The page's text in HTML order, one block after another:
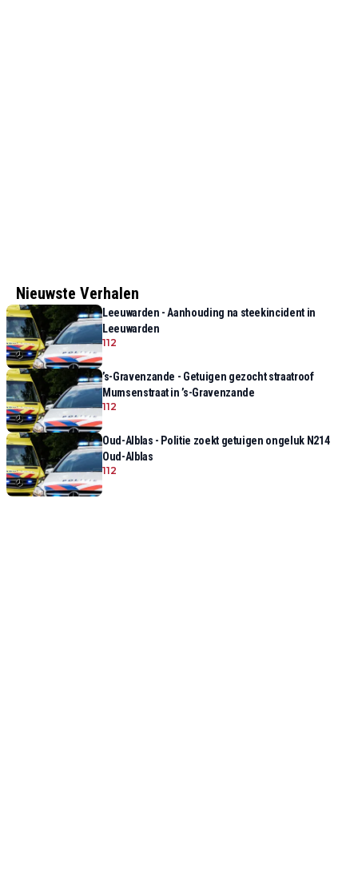
Nieuwste Verhalen
Leeuwarden - Aanhouding na steekincident in
Leeuwarden
112
’s-Gravenzande - Getuigen gezocht straatroof
Mumsenstraat in ’s-Gravenzande
112
Oud-Alblas - Politie zoekt getuigen ongeluk N214
Oud-Alblas
112